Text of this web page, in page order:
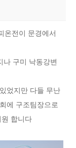
온전이 문경에서
나 구미 낙동강변
었지만 다들 무난
에 구조팀장으로
합니다